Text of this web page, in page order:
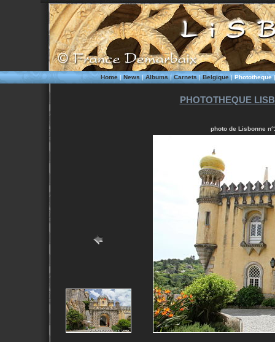
Home|News|Albums|Carnets|Belgique|Phototheque
PHOTOTHEQUE
photo de Lisbonne